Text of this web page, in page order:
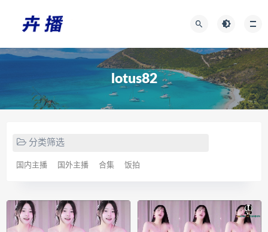
lotus82
分类筛选
国内主播 国外主播 合集 饭拍